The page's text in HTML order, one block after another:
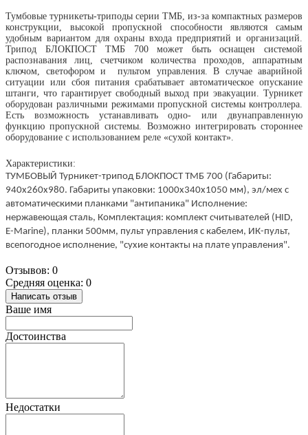
Тумбовые турникеты-триподы серии ТМБ, из-за компактных размеров
конструкции, высокой пропускной способности являются самым
удобным вариантом для охраны входа предприятий и организаций.
Трипод БЛОКПОСТ ТМБ 700 может быть оснащен системой
распознавания лиц, счетчиком количества проходов, аппаратным
ключом, светофором и пультом управления. В случае аварийной
ситуации или сбоя питания срабатывает автоматическое опускание
штанги, что гарантирует свободный выход при эвакуации. Турникет
оборудован различными режимами пропускной системы контроллера.
Есть возможность устанавливать одно- или двунаправленную
функцию пропускной системы. Возможно интегрировать стороннее
оборудование с использованием реле «сухой контакт».
Характеристики:
ТУМБОВЫЙ Турникет-трипод БЛОКПОСТ ТМБ 700 (Габариты:
940х260х980. Габариты упаковки: 1000х340х1050 мм), эл/мех с
автоматическими планками "антипаника" Исполнение:
нержавеющая сталь, Комплектация: комплект считывателей (HID,
E-Marine), планки 500мм, пульт управления с кабелем, ИК-пульт,
всепогодное исполнение, "сухие контакты на плате управления".
Отзывов: 0
Средняя оценка: 0
Написать отзыв
Ваше имя
Достоинства
Недостатки